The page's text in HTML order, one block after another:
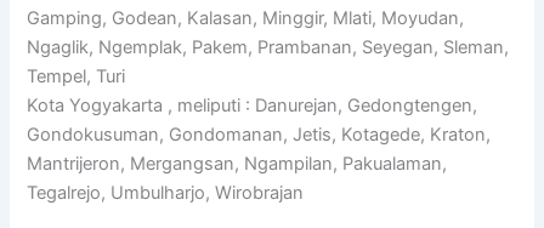
Gamping, Godean, Kalasan, Minggir, Mlati, Moyudan,
Ngaglik, Ngemplak, Pakem, Prambanan, Seyegan, Sleman,
Tempel, Turi
Kota Yogyakarta , meliputi : Danurejan, Gedongtengen,
Gondokusuman, Gondomanan, Jetis, Kotagede, Kraton,
Mantrijeron, Mergangsan, Ngampilan, Pakualaman,
Tegalrejo, Umbulharjo, Wirobrajan